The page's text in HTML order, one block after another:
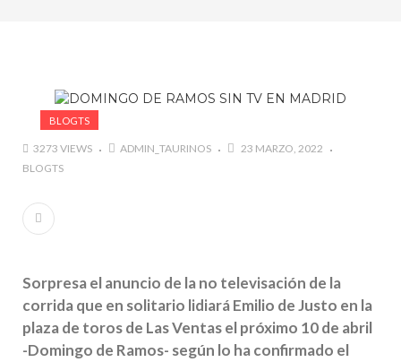
#LA COLOMBIA TAURINA SE VISTE DE LUCES EN
BOGOTA
BLOGTS
3273 VIEWS ADMIN_TAURINOS
23 MARZO, 2022
BLOGTS
Sorpresa el anuncio de la no televisación de la
corrida que en solitario lidiará Emilio de Justo en la
plaza de toros de Las Ventas el próximo 10 de abril
-Domingo de Ramos- según lo ha confirmado el